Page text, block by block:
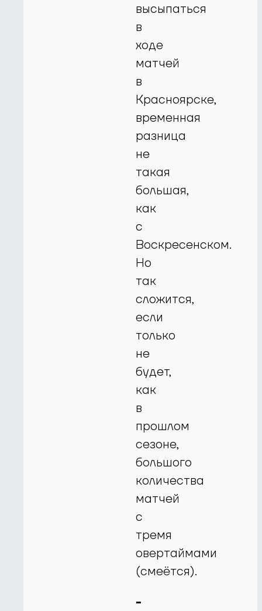
высыпаться
в
ходе
матчей
в
Красноярске,
временная
разница
не
такая
большая,
как
с
Воскресенском.
Но
так
сложится,
если
только
не
будет,
как
в
прошлом
сезоне,
большого
количества
матчей
с
тремя
овертаймами
(смеётся).
-